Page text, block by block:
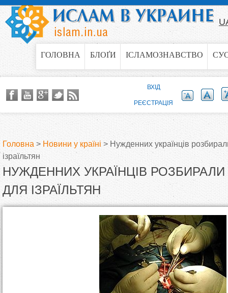
Jump to navigation
ГОЛОВНА БЛОҐИ ІСЛАМОЗНАВСТВО
В
и
є
Головна > Новини у країні > Нужденних українців
ізраїльтян
НУЖДЕННИХ УКРАЇНЦІВ
ДЛЯ ІЗРАЇЛЬТЯН
ВХІД
РЕЄСТРАЦІЯ